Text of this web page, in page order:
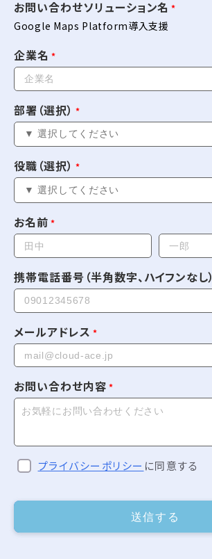
お問い合わせソリューション名
Google Maps Platform導入支援
企業名
部署（選択）
役職（選択）
お名前
携帯電話番号（半角数字、ハイフンなし）
メールアドレス
お問い合わせ内容
プライバシーポリシー に同意する
送信する